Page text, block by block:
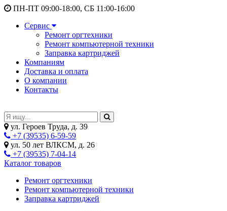
ПН-ПТ 09:00-18:00, СБ 11:00-16:00
Сервис
Ремонт оргтехники
Ремонт компьютерной техники
Заправка картриджей
Компаниям
Доставка и оплата
О компании
Контакты
ул. Героев Труда, д. 39
+7 (39535) 6-59-59
ул. 50 лет ВЛКСМ, д. 26
+7 (39535) 7-04-14
Каталог товаров
Ремонт оргтехники
Ремонт компьютерной техники
Заправка картриджей